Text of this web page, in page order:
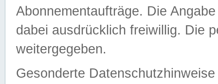
Abonnementaufträge. Die
dabei ausdrücklich freiwillig. Die
weitergegeben.
Gesonderte